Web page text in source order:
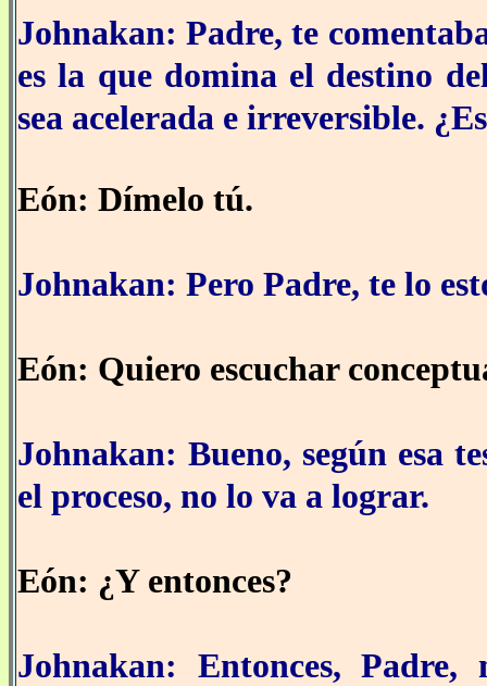
Johnakan: Padre, te
es la que domina el destino
sea acelerada e irreversible.
Eón: Dímelo tú.
Johnakan: Pero Padre, te lo
Eón: Quiero escuchar
Johnakan: Bueno, según esa
el proceso, no lo va a lograr.
Eón: ¿Y entonces?
Johnakan: Entonces,